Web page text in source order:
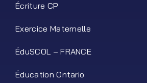
Écriture CP
Exercice Maternelle
ÉduSCOL – FRANCE
Éducation Ontario